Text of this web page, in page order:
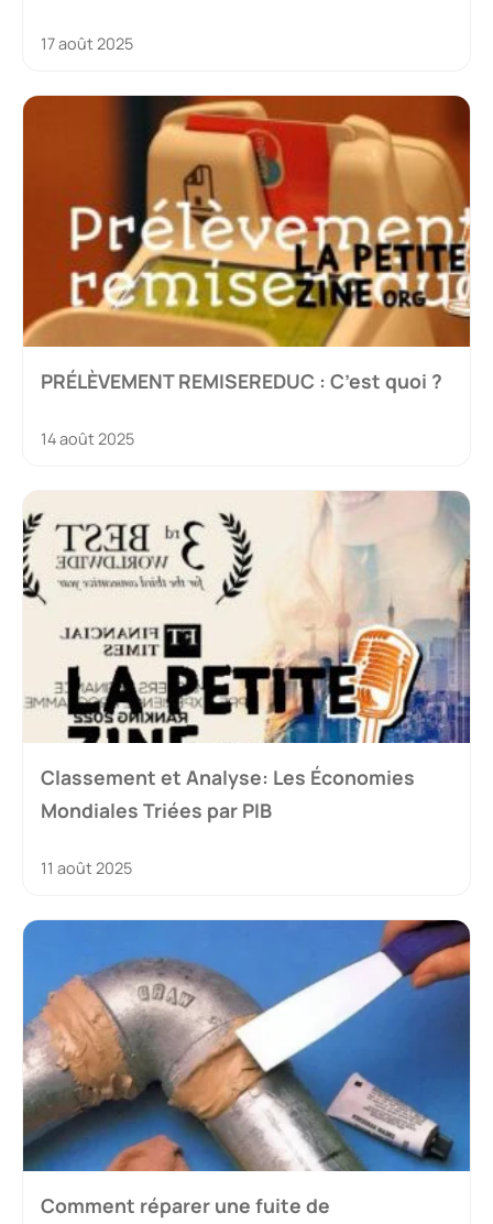
17 août 2025
PRÉLÈVEMENT REMISEREDUC : C’est quoi ?
14 août 2025
Classement et Analyse: Les Économies
Mondiales Triées par PIB
11 août 2025
Comment réparer une fuite de